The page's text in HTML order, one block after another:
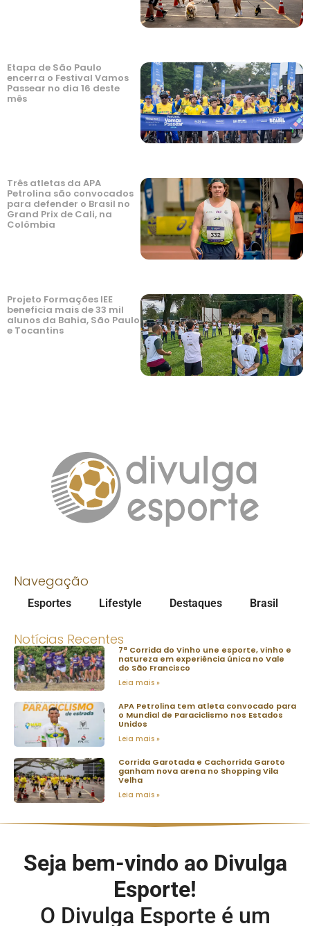
Etapa de São Paulo
encerra o Festival Vamos
Passear no dia 16 deste
mês
Três atletas da APA
Petrolina são convocados
para defender o Brasil no
Grand Prix de Cali, na
Colômbia
Projeto Formações IEE
beneficia mais de 33 mil
alunos da Bahia, São Paulo
e Tocantins
Navegação
Esportes Lifestyle Destaques Brasil
Notícias Recentes
7ª Corrida do Vinho une esporte, vinho e
natureza em experiência única no Vale
do São Francisco
Leia mais »
APA Petrolina tem atleta convocado para
o Mundial de Paraciclismo nos Estados
Unidos
Leia mais »
Corrida Garotada e Cachorrida Garoto
ganham nova arena no Shopping Vila
Velha
Leia mais »
Seja bem-vindo ao Divulga
Esporte!
O Divulga Esporte é um